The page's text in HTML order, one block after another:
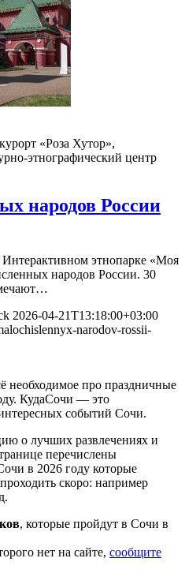
«Роза Хутор»,
этнографический центр
народов России
этнопарке «Моя
народов России. 30
2026-04-21T13:18:00+03:00
narodov-rossii-
необходимое про праздничные
КудаСочи — это
событий Сочи.
о лучших развлечениях и
перечислены
в 2026 году которые
скоро: например
, которые пройдут в Сочи в
нет на сайте, сообщите